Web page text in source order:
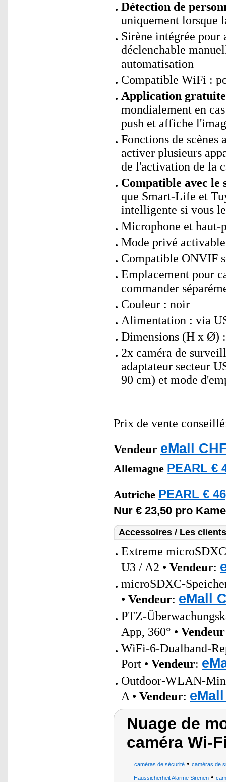
Détection de
uniquement lorsque
Sirène intégrée
déclenchable
automatisation
Compatible WiFi :
Application
mondialement en
push et affiche
Fonctions de scènes
activer plusieurs
de l'activation de la
Compatible avec le
que Smart-Life et
intelligente si vous
Microphone et haut-
Mode privé activable
Compatible ONVIF
Emplacement pour
commander
Couleur : noir
Alimentation : via
Dimensions (H x Ø)
2x caméra de
adaptateur secteur
90 cm) et mode
Prix de vente
Vendeur eMall
Allemagne PEARL €
Autriche PEARL €
Nur € 23,50 pro
Accessoires / Les
Extreme
U3 / A2 • Vendeur:
microSDXC-
• Vendeur: eMall
PTZ-
App, 360° • Vendeur
WiFi-6-Dualband-
Port • Vendeur:
Outdoor-WLAN-
A • Vendeur:
Nuage de
caméra Wi-
caméras de sécurité • caméras de
Haussicherheit Alarme Sirenen •